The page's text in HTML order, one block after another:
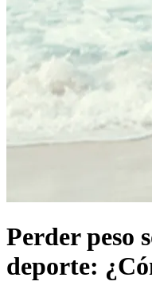
Perder peso
deporte: